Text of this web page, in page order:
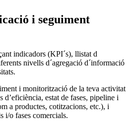
i seguiment
indicadors (KPI´s), llistat d
nivells d´agregació d´informació
i monitorització de la teva activitat
d’eficiència, estat de fases, pipeline i
a productes, cotitzacions, etc.), i
i/o fases comercials.